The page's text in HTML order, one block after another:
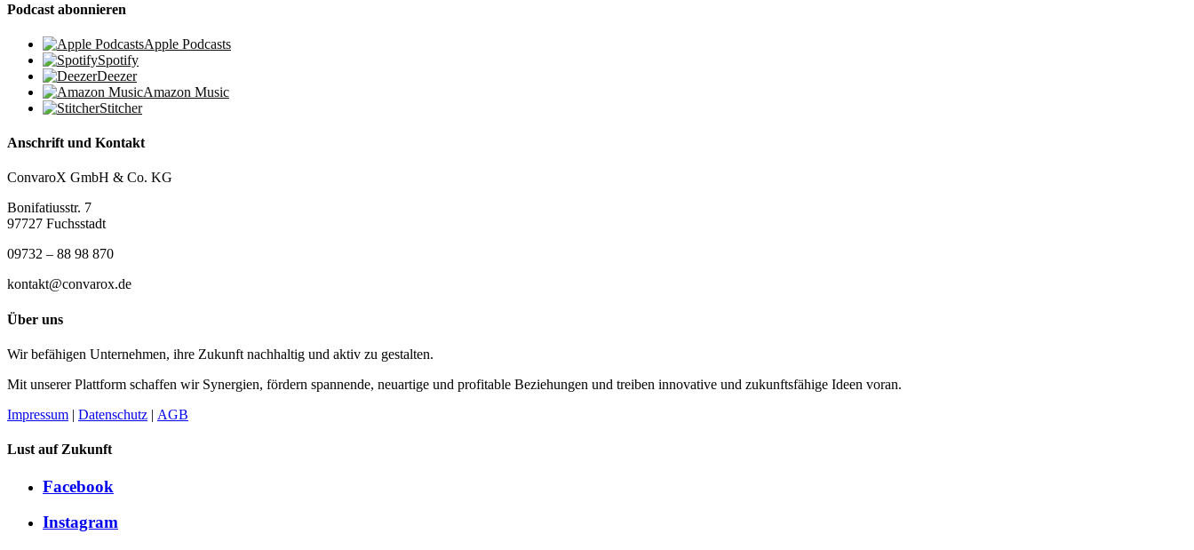
Podcast abonnieren
Apple Podcasts
Spotify
Deezer
Amazon Music
Stitcher
Anschrift und Kontakt
ConvaroX GmbH & Co. KG
Bonifatiusstr. 7
97727 Fuchsstadt
09732 – 88 98 870
kontakt@convarox.de
Über uns
Wir befähigen Unternehmen, ihre Zukunft nachhaltig und aktiv zu gestalten.
Mit unserer Plattform schaffen wir Synergien, fördern spannende, neuartige und profitable Beziehungen und treiben innovative und zukunftsfähige Ideen voran.
Impressum | Datenschutz | AGB
Lust auf Zukunft
Facebook
Instagram